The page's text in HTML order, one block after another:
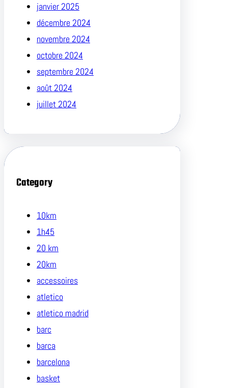
janvier 2025
décembre 2024
novembre 2024
octobre 2024
septembre 2024
août 2024
juillet 2024
Category
10km
1h45
20 km
20km
accessoires
atletico
atletico madrid
barc
barca
barcelona
basket